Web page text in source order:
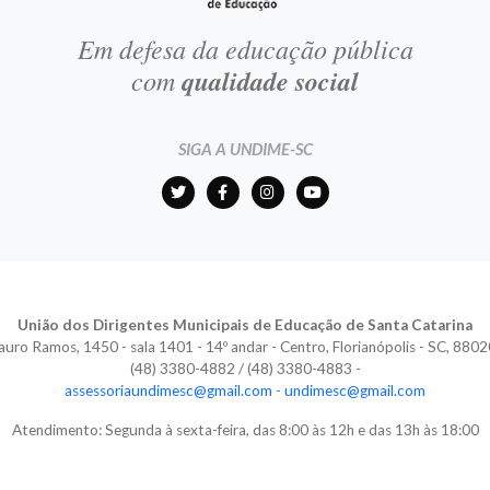
Em defesa da educação pública
comqualidade social
SIGA A UNDIME-SC
União dos Dirigentes Municipais de Educação de Santa Catarina
Ramos, 1450 - sala 1401 - 14º andar - Centro, Florianópolis - SC,
(48) 3380-4882 / (48) 3380-4883 -
assessoriaundimesc@gmail.com - undimesc@gmail.com
Atendimento: Segunda à sexta-feira, das 8:00 às 12h e das 13h às 18:00